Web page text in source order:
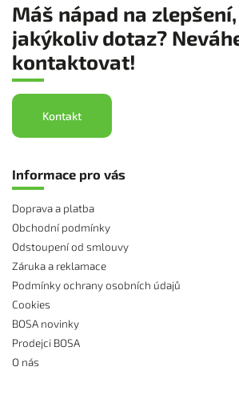
Máš nápad na
jakýkoliv dotaz?
kontaktovat!
Kontakt
Informace pro vás
Doprava a platba
Obchodní podmínky
Odstoupení od smlouvy
Záruka a reklamace
Podmínky ochrany osobních údajů
Cookies
BOSA novinky
Prodejci BOSA
O nás